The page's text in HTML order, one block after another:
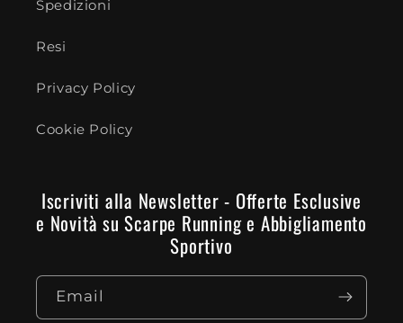
Spedizioni
Resi
Privacy Policy
Cookie Policy
Iscriviti alla Newsletter - Offerte Esclusive
e Novità su Scarpe Running e Abbigliamento
Sportivo
Email